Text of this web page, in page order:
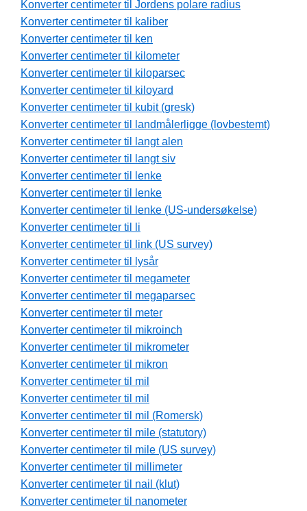
Konverter centimeter til Jordens polare radius
Konverter centimeter til kaliber
Konverter centimeter til ken
Konverter centimeter til kilometer
Konverter centimeter til kiloparsec
Konverter centimeter til kiloyard
Konverter centimeter til kubit (gresk)
Konverter centimeter til landmålerligge (lovbestemt)
Konverter centimeter til langt alen
Konverter centimeter til langt siv
Konverter centimeter til lenke
Konverter centimeter til lenke
Konverter centimeter til lenke (US-undersøkelse)
Konverter centimeter til li
Konverter centimeter til link (US survey)
Konverter centimeter til lysår
Konverter centimeter til megameter
Konverter centimeter til megaparsec
Konverter centimeter til meter
Konverter centimeter til mikroinch
Konverter centimeter til mikrometer
Konverter centimeter til mikron
Konverter centimeter til mil
Konverter centimeter til mil
Konverter centimeter til mil (Romersk)
Konverter centimeter til mile (statutory)
Konverter centimeter til mile (US survey)
Konverter centimeter til millimeter
Konverter centimeter til nail (klut)
Konverter centimeter til nanometer